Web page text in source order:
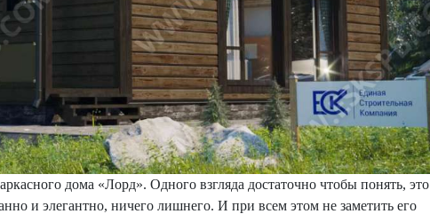
дома «Лорд». Одного взгляда достаточно чтобы понять, это
и элегантно, ничего лишнего. И при всем этом не заметить его